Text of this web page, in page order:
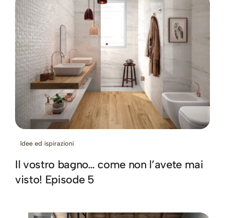
Idee ed ispirazioni
Il vostro bagno… come non l’avete mai
visto! Episode 5